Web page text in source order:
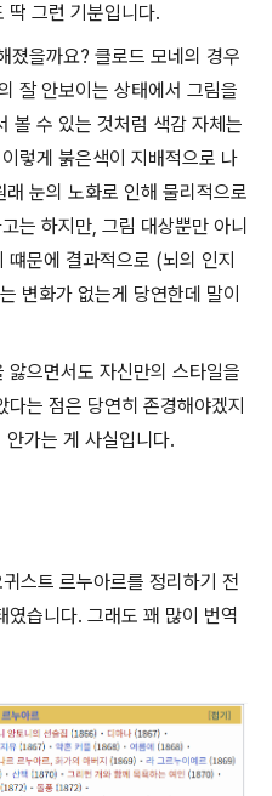
딱 그런 기분입니다.
졌을까요? 클로드 모네의 경우
잘 안보이는 상태에서 그림을
볼 수 있는 것처럼 색감 자체는
렇게 붉은색이 지배적으로 나
눈의 노화로 인해 물리적으로
는 하지만, 그림 대상뿐만 아니
문에 결과적으로 (뇌의 인지
변화가 없는게 당연한데 말이
으면서도 자신만의 스타일을
는 점은 당연히 존경해야겠지
가는 게 사실입니다.
스트 르누아르를 정리하기 전
였습니다. 그래도 꽤 많이 번역